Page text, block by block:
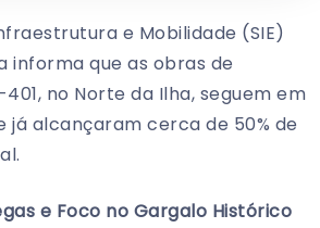
e Mobilidade (SIE)
informa que as obras de
no Norte da Ilha, seguem em
já alcançaram cerca de 50% de
e Foco no Gargalo Histórico